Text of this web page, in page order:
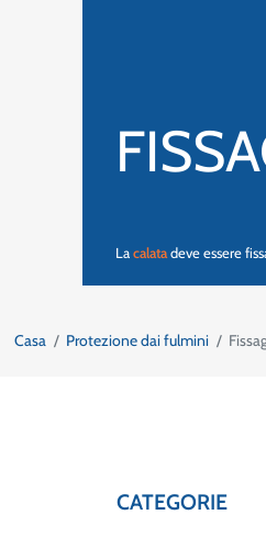
Lacalatadeve essere
Casa Protezione dai fulmini
CATEGORIE